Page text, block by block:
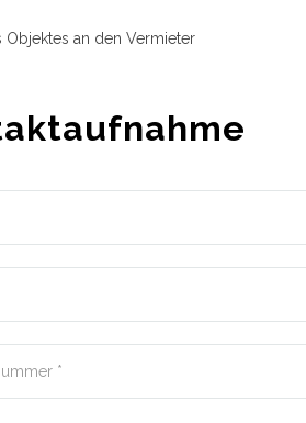
Objektes an den Vermieter